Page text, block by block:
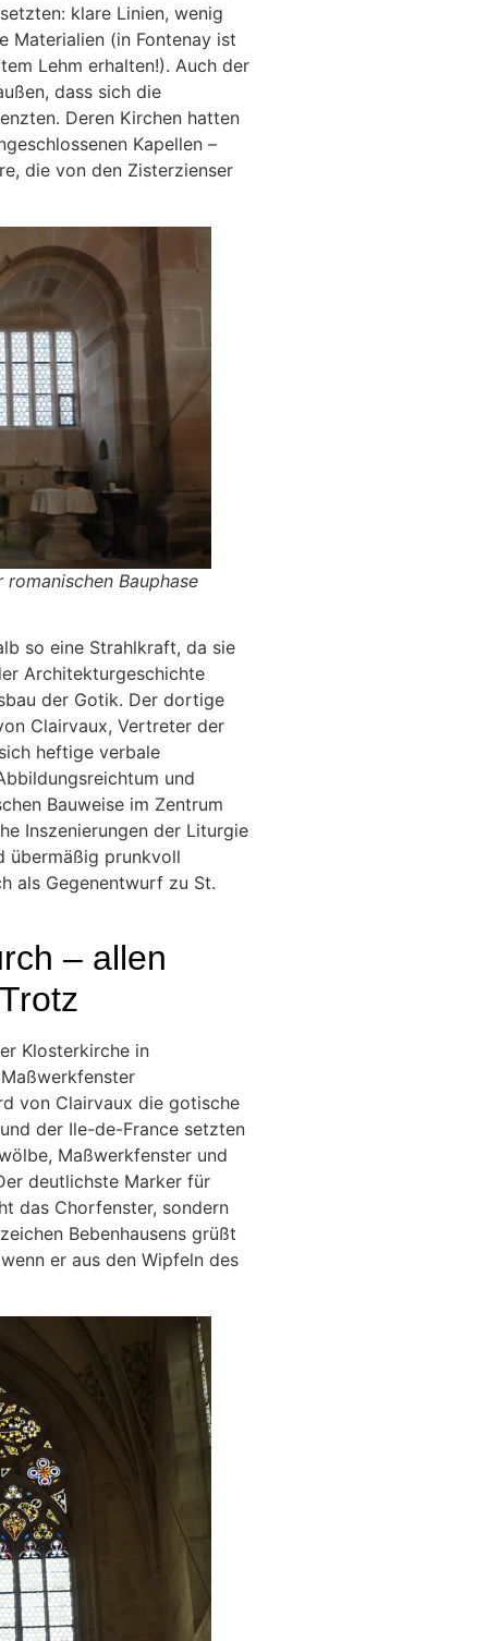
klare Linien, wenig
Materialien (in Fontenay ist
Lehm erhalten!). Auch der
dass sich die
Deren Kirchen hatten
Kapellen –
die von den Zisterzienser
Bauphase
so eine Strahlkraft, da sie
Architekturgeschichte
der Gotik. Der dortige
Clairvaux, Vertreter der
heftige verbale
und
Bauweise im Zentrum
Inszenierungen der Liturgie
übermäßig prunkvoll
als Gegenentwurf zu St.
– allen
Klosterkirche in
von Clairvaux die gotische
der Ile-de-France setzten
Maßwerkfenster und
deutlichste Marker für
das Chorfenster, sondern
Bebenhausens grüßt
er aus den Wipfeln des